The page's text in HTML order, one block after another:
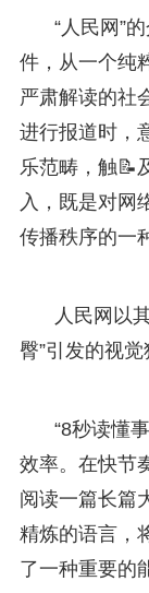
“人民网”
件，从一个纯
严肃解读的社
进行报道时，
乐范畴，触📝
入，既是对网
传播秩序的一
人民网以
臀”引发的视
“8秒读懂
效率。在快节
阅读一篇长篇
精炼的语言，
了一种重要的